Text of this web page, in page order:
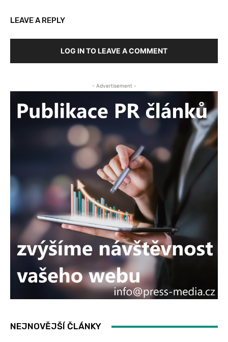
LEAVE A REPLY
LOG IN TO LEAVE A COMMENT
- Advertisement -
NEJNOVĚJŠÍ ČLÁNKY